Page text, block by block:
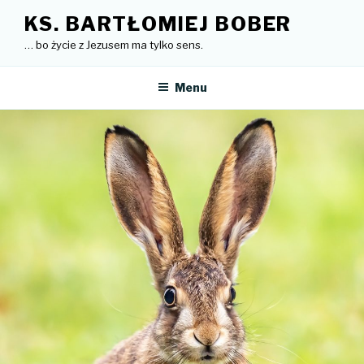
treści
KS. BARTŁOMIEJ BOBER
… bo życie z Jezusem ma tylko sens.
Menu